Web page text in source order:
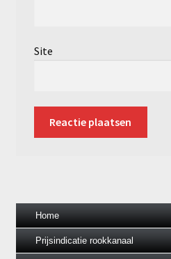
Site
Home
Prijsindicatie rookkanaal